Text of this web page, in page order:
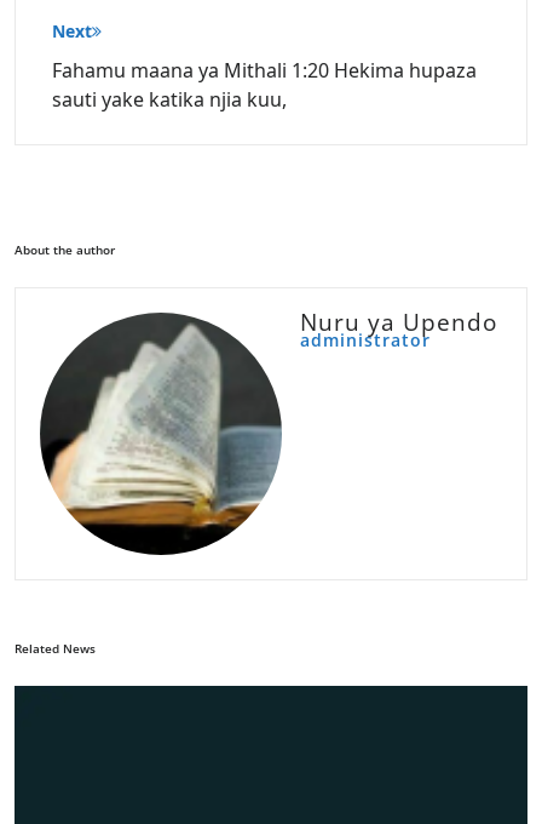
Next
Fahamu maana ya Mithali 1:20 Hekima hupaza
sauti yake katika njia kuu,
About the author
Nuru ya Upendo
administrator
Related News